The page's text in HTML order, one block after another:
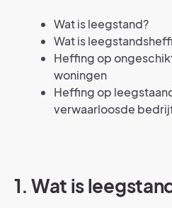
Wat is leegstand?
Wat is
Heffing op
woningen
Heffing op
verwaarloosde
1. Wat is